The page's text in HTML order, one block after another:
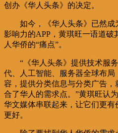
创办《华人头条》的决定。
如今，《华人头条》已然
影响力的APP，黄琪旺一语道
人华侨的“痛点”。
“《华人头条》提供技术服
代、人工智能、服务器全球布
容，提供分类信息与分类广告
合了华人的需求点。”黄琪旺认
华文媒体串联起来，让它们更
更好。